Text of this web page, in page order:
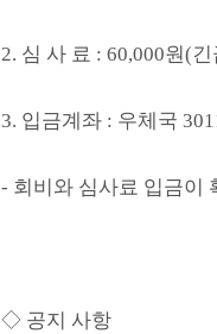
2. 심 사 료 : 60,000원(
3. 입금계좌 : 우체국
- 회비와 심사료 입금이
◇ 공지 사항